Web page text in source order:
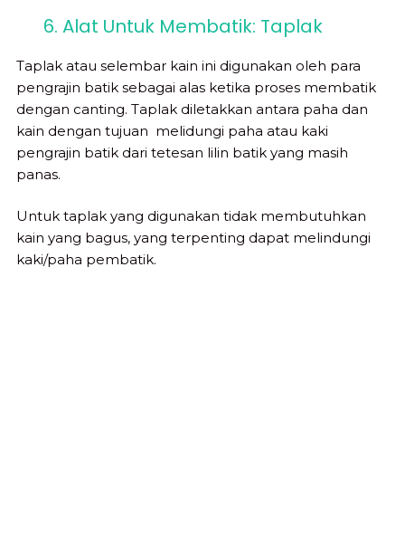
6. Alat Untuk Membatik: Taplak
Taplak atau selembar kain ini digunakan oleh para
pengrajin batik sebagai alas ketika proses membatik
dengan canting. Taplak diletakkan antara paha dan
kain dengan tujuan melidungi paha atau kaki
pengrajin batik dari tetesan lilin batik yang masih
panas.
Untuk taplak yang digunakan tidak membutuhkan
kain yang bagus, yang terpenting dapat melindungi
kaki/paha pembatik.